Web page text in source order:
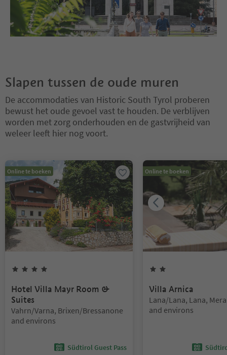
Slapen tussen de oude muren
De accommodaties van Historic South Tyrol proberen
bewust het oude gevoel vast te houden. De verblijven
worden met zorg onderhouden en de gastvrijheid van
weleer leeft hier nog voort.
Online te boeken
Hotel Villa Mayr Room &
Suites
Locatie:
Vahrn/Varna, Brixen/Bressanone
and environs
Südtirol Guest Pass
Online te boeken
Villa Arnica
Locatie:
Lana/Lana, Lana,
and environs